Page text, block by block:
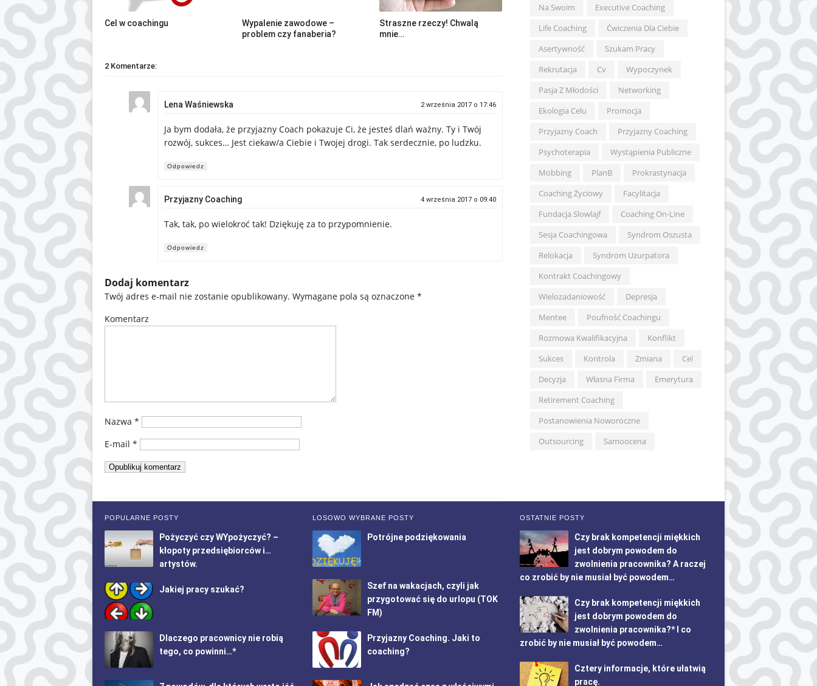
Cel w coachingu
Wypalenie zawodowe –
problem czy fanaberia?
Straszne rzeczy! Chwalą
mnie…
2 Komentarze:
Lena Waśniewska 2 września 2017 o 17:46
Ja bym dodała, że przyjazny Coach pokazuje Ci, że jesteś dlań ważny. Ty i Twój
rozwój, sukces… Jest ciekaw/a Ciebie i Twojej drogi. Tak serdecznie, po ludzku.
Odpowiedz
Przyjazny Coaching 4 września 2017 o 09:40
Tak, tak, po wielokroć tak! Dziękuję za to przypomnienie.
Odpowiedz
Dodaj komentarz
Twój adres e-mail nie zostanie opublikowany. Wymagane pola są oznaczone *
Komentarz
Nazwa *
E-mail *
Na Swoim
Executive Coaching
Life Coaching
Ćwiczenia Dla Ciebie
Asertywność
Szukam Pracy
Rekrutacja
Cv
Wypoczynek
Pasja Z Młodości
Networking
Ekologia Celu
Promocja
Przyjazny Coach
Przyjazny Coaching
Psychoterapia
Wystąpienia Publiczne
Mobbing
PlanB
Prokrastynacja
Coaching Życiowy
Facylitacja
Fundacja Slowlajf
Coaching On-Line
Sesja Coachingowa
Syndrom Oszusta
Relokacja
Syndrom Uzurpatora
Kontrakt Coachingowy
Wielozadaniowość
Depresja
Mentee
Poufność Coachingu
Rozmowa Kwalifikacyjna
Konflikt
Sukces
Kontrola Zmiana
Cel
Decyzja
Własna Firma
Emerytura
Retirement Coaching
Postanowienia Noworoczne
Outsourcing
Samoocena
POPULARNE POSTY
Pożyczyć czy WYpożyczyć? –
kłopoty przedsiębiorców i…
artystów.
Jakiej pracy szukać?
Dlaczego pracownicy nie robią
tego, co powinni…*
LOSOWO WYBRANE POSTY
Potrójne podziękowania
Szef na wakacjach, czyli jak
przygotować się do urlopu (TOK
FM)
Przyjazny Coaching. Jaki to
coaching?
OSTATNIE POSTY
Czy brak kompetencji miękkich
jest dobrym powodem do
zwolnienia pracownika? A raczej
co zrobić by nie musiał być powodem…
Czy brak kompetencji miękkich
jest dobrym powodem do
zwolnienia pracownika?* I co
zrobić by nie musiał być powodem…
Cztery informacje, które ułatwią
pracę.